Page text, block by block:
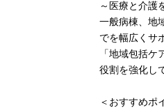
～医療と介護
一般病棟、地
でを幅広くサ
「地域包括
役割を強化し
＜おすすめポ